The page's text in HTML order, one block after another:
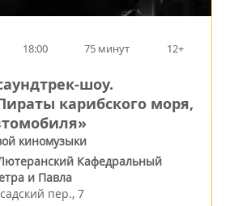
18:00 75 минут 12+
шоу.
карибского моря,
киномузыки
Кафедральный
и Павла
пер., 7